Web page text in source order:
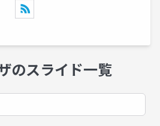
のスライド一覧